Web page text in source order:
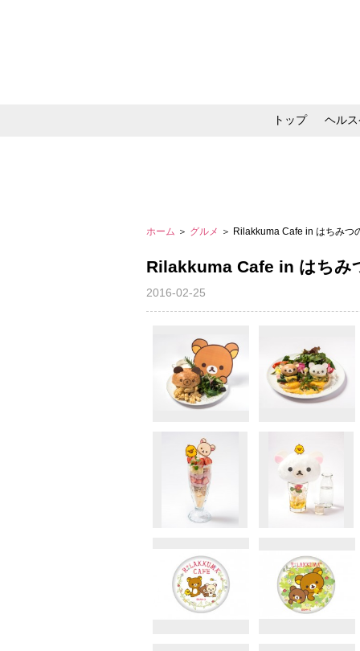
トップ ヘル
ホーム ＞ グルメ ＞ Rilakkuma Cafe in はちみつ
Rilakkuma Cafe in はちみ
2016-02-25